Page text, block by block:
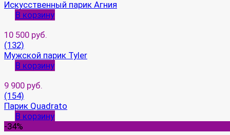
Искусственный парик Агния
В корзину
10 500 руб.
(132)
Мужской парик Tyler
В корзину
9 900 руб.
(154)
Парик Quadrato
В корзину
-34%